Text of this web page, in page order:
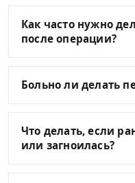
Как часто нужно
после операции?
Больно ли делать
Что делать, если
или загноилась?